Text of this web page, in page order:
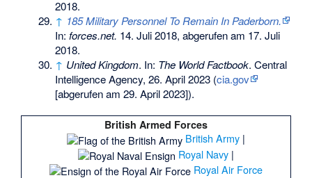
2018.
↑ 185 Military Personnel To Remain In Paderborn.
In:forces.net. 14. Juli 2018, abgerufen am 17. Juli
2018.
↑ United Kingdom. In: The World Factbook. Central
Intelligence Agency, 26. April 2023 (cia.gov
[abgerufen am 29. April 2023]).
British Armed Forces
British Army |
Royal Navy |
Royal Air Force